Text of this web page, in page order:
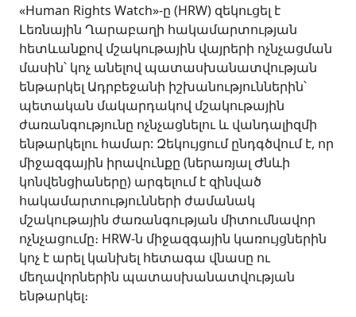
«Human Rights Watch»-ը (HRW) զեկուցել է
Լեռնային Ղարաբաղի հակամարտության
հետևանքով մշակութային վայրերի ոչնչացման
մասին՝ կոչ անելով պատասխանատվության
ենթարկել Ադրբեջանի իշխանություններին՝
պետական մակարդակով մշակութային
ժառանգությունը ոչնչացնելու և վանդալիզմի
ենթարկելու համար: Զեկույցում ընդգծվում է, որ
միջազգային իրավունքը (ներառյալ Ժնևի
կոնվենցիաները) արգելում է զինված
հակամարտությունների ժամանակ
մշակութային ժառանգության միտումնավոր
ոչնչացումը։ HRW-ն միջազգային կառույցներին
կոչ է արել կանխել հետագա վնասը ու
մեղավորներին պատասխանատվության
ենթարկել։